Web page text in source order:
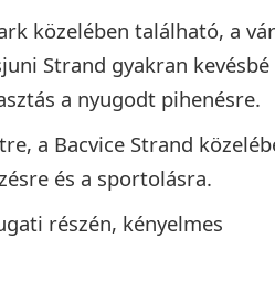
közelében található, a
Strand gyakran kevésbé
a nyugodt pihenésre.
a Bacvice Strand
és a sportolásra.
részén, kényelmes